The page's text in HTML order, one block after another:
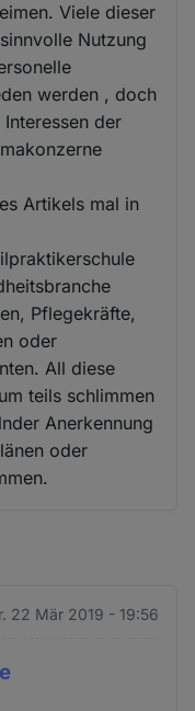
Viele dieser
Nutzung
werden , doch
der
Artikels mal in
Pflegekräfte,
oder
All diese
teils schlimmen
Anerkennung
oder
22 Mär 2019 - 19:56